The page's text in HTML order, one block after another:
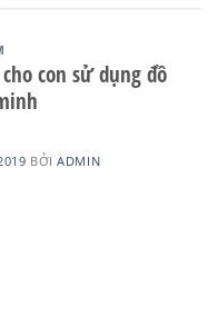
con sử dụng đồ
BỞIADMIN